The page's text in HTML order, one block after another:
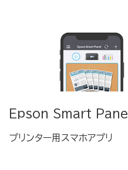
Epson Smart Panel
プリンター用スマホアプリ